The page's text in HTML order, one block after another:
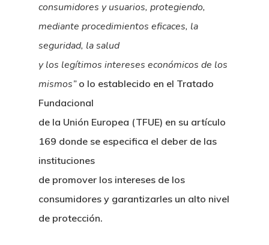
consumidores y usuarios, protegiendo,
mediante procedimientos eficaces, la
seguridad, la salud
y los legítimos intereses económicos de los
mismos”o lo establecido en el Tratado
Fundacional
de la Unión Europea (TFUE) en su artículo
169 donde se especifica el deber de las
instituciones
de promover los intereses de los
consumidores y garantizarles un alto nivel
de protección.